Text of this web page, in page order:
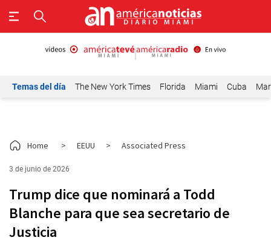
Temas del día The New York Times Florida Miami Cuba
Home > EEUU > Associated Press
3 de junio de 2026
Trump dice que nominará a Todd
Blanche para que sea secretario de
Justicia